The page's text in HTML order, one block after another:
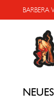
BARBERA